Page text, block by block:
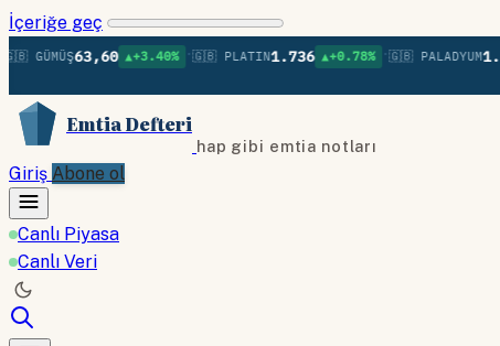
İçeriğe geç
63,60 ▲+3.40% •🇬🇧 PLATIN1.736 ▲+0.78% •🇬🇧 PALADYUM1.379
Emtia Defteri
hap gibi emtia notları
Giriş Abone ol
Canlı Piyasa
Canlı Veri